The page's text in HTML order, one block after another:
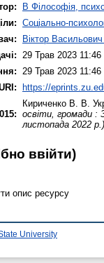
B Філософія,
Соціально-
Віктор
29 Трав 2023 11:46
29 Трав 2023 11:46
https://
Кириченко В. В.
освіти, громади :
листопада 2022
ввійти)
опис ресурсу
University